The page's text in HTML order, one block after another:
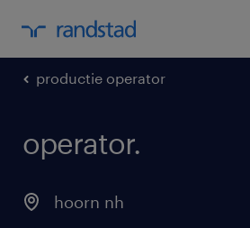
productie operator
operator.
hoorn nh